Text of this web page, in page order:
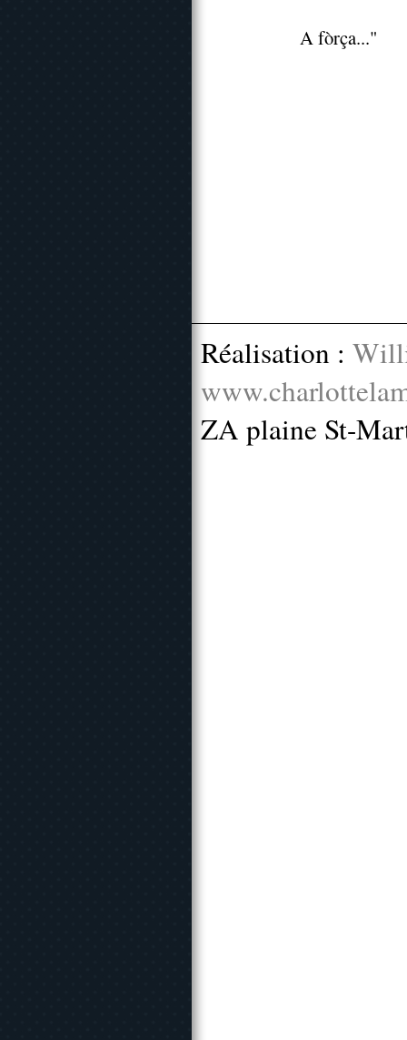
A fòrça..."
Réalisation :
ZA plaine St-